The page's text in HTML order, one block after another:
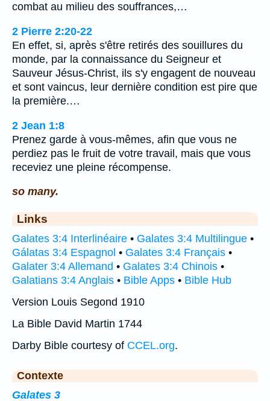
combat au milieu des souffrances,…
2 Pierre 2:20-22
En effet, si, après s'être retirés des souillures du
monde, par la connaissance du Seigneur et
Sauveur Jésus-Christ, ils s'y engagent de nouveau
et sont vaincus, leur dernière condition est pire que
la première.…
2 Jean 1:8
Prenez garde à vous-mêmes, afin que vous ne
perdiez pas le fruit de votre travail, mais que vous
receviez une pleine récompense.
so many.
Links
Galates 3:4 Interlinéaire • Galates 3:4 Multilingue •
Gálatas 3:4 Espagnol • Galates 3:4 Français •
Galater 3:4 Allemand • Galates 3:4 Chinois •
Galatians 3:4 Anglais • Bible Apps • Bible Hub
Version Louis Segond 1910
La Bible David Martin 1744
Darby Bible courtesy of CCEL.org.
Contexte
Galates 3